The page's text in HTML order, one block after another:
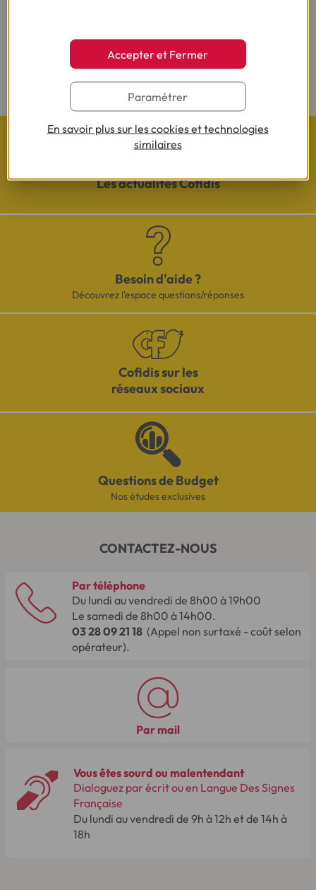
(2) Sous réserve d’acceptation de votre dossier et à l’issue du délai légal de
Les actualités Cofidis
Besoin d'aide ?
Découvrez l'espace questions/réponses
Cofidis sur les
réseaux sociaux
Questions de Budget
Nos études exclusives
CONTACTEZ-NOUS
Par téléphone
Du lundi au vendredi de 8h00 à 19h00
Le samedi de 8h00 à 14h00.
03 28 09 21 18 (Appel non surtaxé - coût selon
opérateur).
Par mail
Vous êtes sourd ou malentendant
Dialoguez par écrit ou en Langue Des Signes
Française
Du lundi au vendredi de 9h à 12h et de 14h à
18h
Accepter et Fermer
Paramétrer
En savoir plus sur les cookies et technologies
similaires